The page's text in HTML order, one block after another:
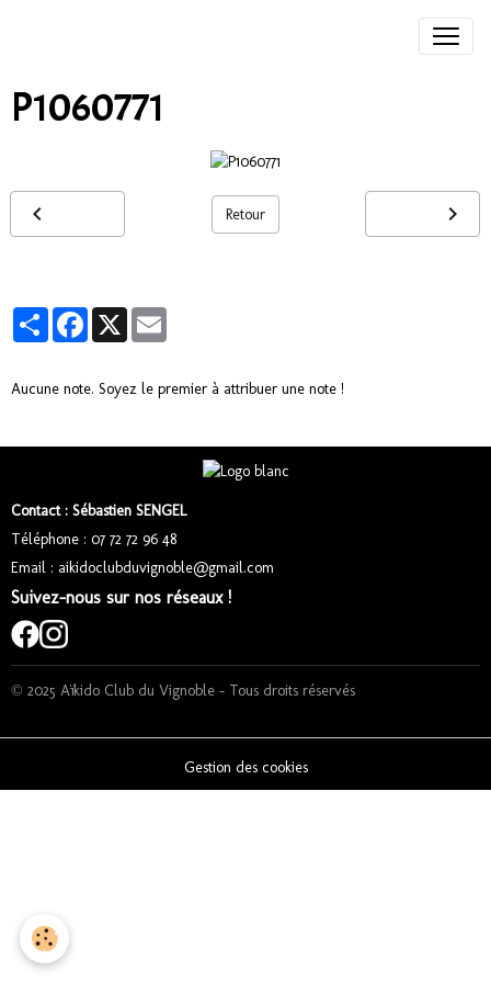
P1060771
Retour
PartagerFacebook
X
Aucune note. Soyez le premier à attribuer une note !
Contact : Sébastien SENGEL
Téléphone : 07 72 72 96 48
Email : aikidoclubduvignoble@gmail.com
Suivez-nous sur nos réseaux !
© 2025 Aïkido Club du Vignoble – Tous droits réservés
Gestion des cookies